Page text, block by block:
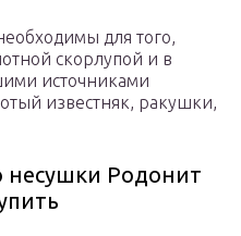
для того,
скорлупой и в
источниками
известняк, ракушки,
несушки Родонит